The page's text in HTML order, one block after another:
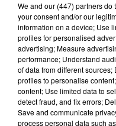
Stars'Terre 2026 :
We and our (447) partnersdo
your consent and/or our
information on a device; Use
profiles for personalised
advertising; Measure
performance; Understand
of data from different
profiles to personalise
content; Use limited data to
detect fraud, and fix errors;
Save and communicate
process personal data such